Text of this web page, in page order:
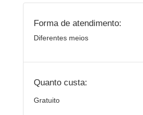
Forma de atendimento:
Diferentes meios
Quanto custa:
Gratuito